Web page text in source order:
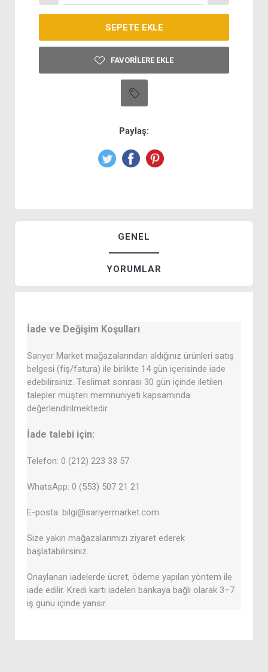
FAVORILERE EKLE
Paylaş:
GENEL
YORUMLAR
İade ve Değişim Koşulları
Sarıyer Market mağazalarından aldığınız ürünleri satış
belgesi (fiş/fatura) ile birlikte 14 gün içerisinde iade
edebilirsiniz. Teslimat sonrası 30 gün içinde iletilen
talepler müşteri memnuniyeti kapsamında
değerlendirilmektedir.
İade talebi için:
Telefon: 0 (212) 223 33 57
WhatsApp: 0 (553) 507 21 21
E-posta: bilgi@sariyermarket.com
Size yakın mağazalarımızı ziyaret ederek
başlatabilirsiniz.
Onaylanan iadelerde ücret, ödeme yapılan yöntem ile
iade edilir. Kredi kartı iadeleri bankaya bağlı olarak 3–7
iş günü içinde yansır.